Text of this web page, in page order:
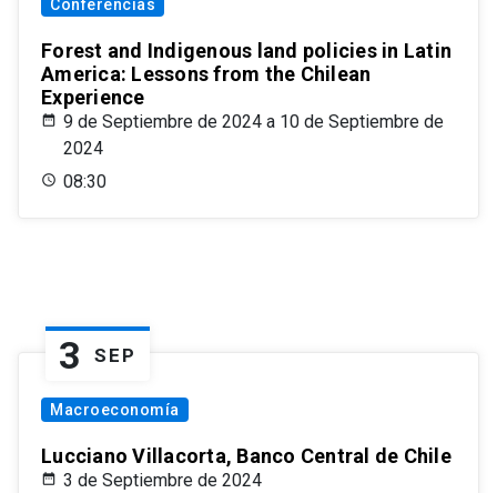
Conferencias
Forest and Indigenous land policies in Latin
America: Lessons from the Chilean
Experience
9 de Septiembre de 2024 a 10 de Septiembre de
2024
08:30
3 SEP
Macroeconomía
Lucciano Villacorta, Banco Central de Chile
3 de Septiembre de 2024